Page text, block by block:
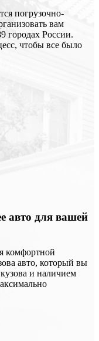
погрузочно-
вам
городах России.
чтобы все было
авто для вашей
комфортной
авто, который вы
и наличием